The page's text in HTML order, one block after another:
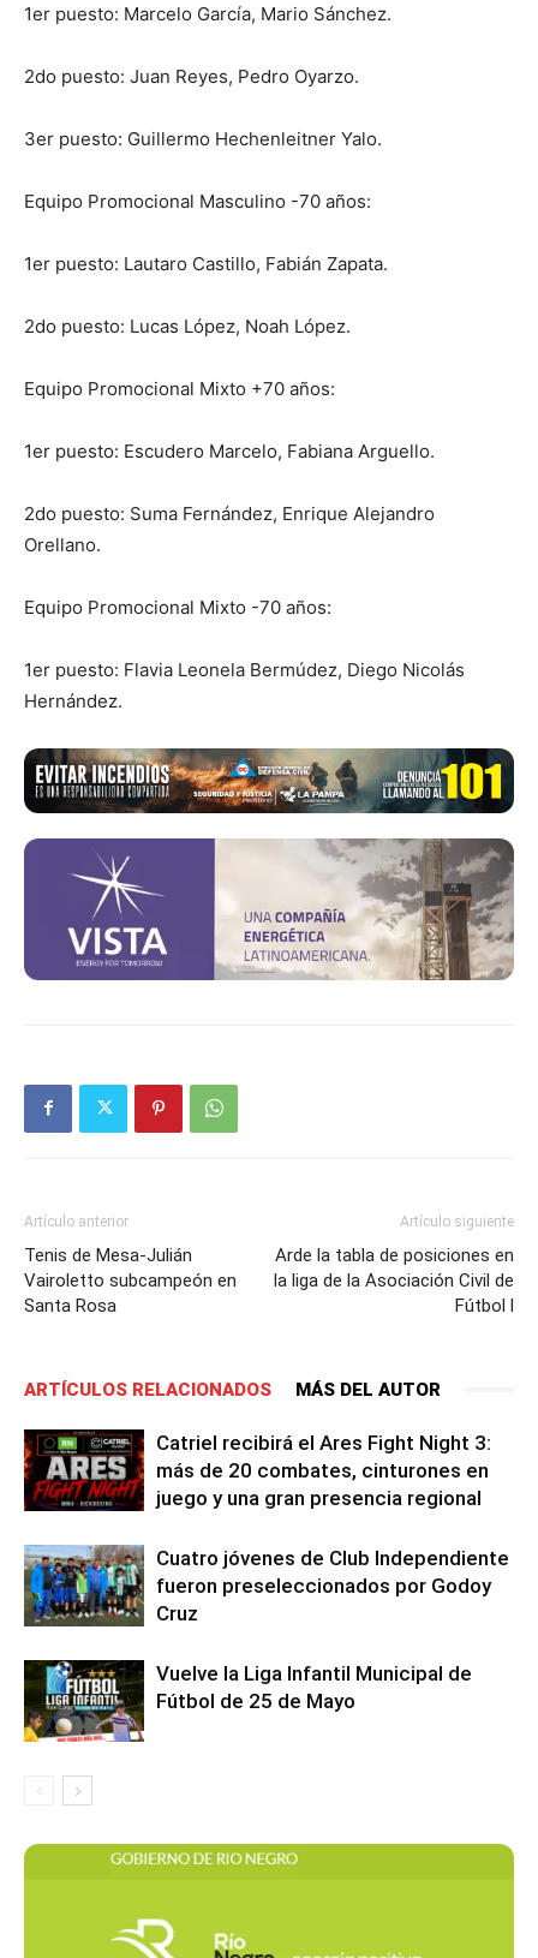
1er puesto: Marcelo García, Mario Sánchez.
2do puesto: Juan Reyes, Pedro Oyarzo.
3er puesto: Guillermo Hechenleitner Yalo.
Equipo Promocional Masculino -70 años:
1er puesto: Lautaro Castillo, Fabián Zapata.
2do puesto: Lucas López, Noah López.
Equipo Promocional Mixto +70 años:
1er puesto: Escudero Marcelo, Fabiana Arguello.
2do puesto: Suma Fernández, Enrique Alejandro
Orellano.
Equipo Promocional Mixto -70 años:
1er puesto: Flavia Leonela Bermúdez, Diego Nicolás
Hernández.
Artículo anterior
Tenis de Mesa-Julián
Vairoletto subcampeón en
Santa Rosa
Artículo siguiente
Arde la tabla de posiciones en
la liga de la Asociación Civil de
Fútbol l
ARTÍCULOS RELACIONADOS MÁS DEL AUTOR
Catriel recibirá el Ares Fight Night 3:
más de 20 combates, cinturones en
juego y una gran presencia regional
Cuatro jóvenes de Club Independiente
fueron preseleccionados por Godoy
Cruz
Vuelve la Liga Infantil Municipal de
Fútbol de 25 de Mayo